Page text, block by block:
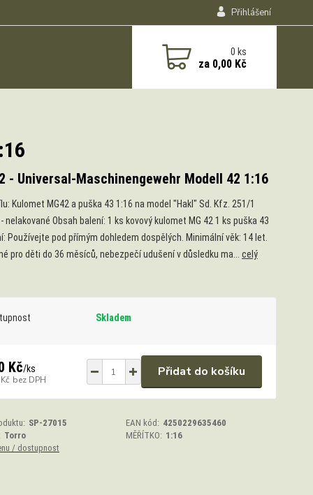
Přihlášení
0ks
za 0,00 Kč
- Universal-Maschinengewehr Modell 42 1:16
Kulomet MG42 a puška 43 1:16 na model "Hakl" Sd. Kfz. 251/1
nelakované Obsah balení: 1 ks kovový kulomet MG 42 1 ks puška 43
Používejte pod přímým dohledem dospělých. Minimální věk: 14 let.
pro děti do 36 měsíců, nebezpečí udušení v důsledku ma... celý
Skladem
Kč/ks
bez DPH
Přidat do košíku
SP-27015 EAN kód: 4250229635460
Torro MĚŘÍTKO: 1:16
/ dostupnost